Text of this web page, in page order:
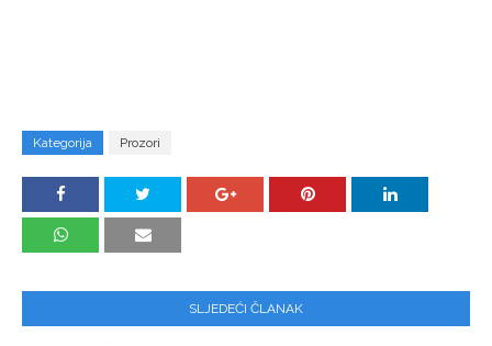
Kategorija Prozori
SLJEDEĆI ČLANAK